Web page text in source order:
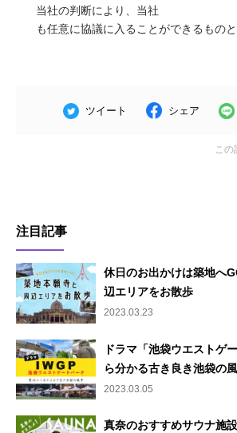
当社の判断により、当社
も任意に協議に入ることができるものと
ツイート シェア
この
注目記事
休日のお出かけは築地へ
辺エリアをお散歩
2023.03.23
ドラマ「池袋ウエストゲ
ら分かる古き良き池袋の
2023.03.05
真奈のおすすめサウナ施